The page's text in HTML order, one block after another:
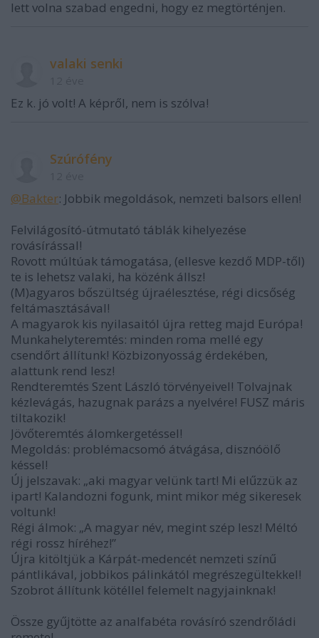
lett volna szabad engedni, hogy ez megtörténjen.
valaki senki
Ez k. jó volt! A képről, nem is szólva!
Szúrófény
@Bakter: Jobbik megoldások, nemzeti balsors ellen!
Felvilágosító-útmutató táblák kihelyezése
rovásírással!
Rovott múltúak támogatása, (ellesve kezdő MDP-től)
te is lehetsz valaki, ha közénk állsz!
(M)agyaros bőszültség újraélesztése, régi dicsőség
feltámasztásával!
A magyarok kis nyilasaitól újra retteg majd Európa!
Munkahelyteremtés: minden roma mellé egy
csendőrt állítunk! Közbizonyosság érdekében,
alattunk rend lesz!
Rendteremtés Szent László törvényeivel! Tolvajnak
kézlevágás, hazugnak parázs a nyelvére! FUSZ máris
tiltakozik!
Jövőteremtés álomkergetéssel!
Megoldás: problémacsomó átvágása, disznóölő
késsel!
Új jelszavak: „aki magyar velünk tart! Mi elűzzük az
ipart! Kalandozni fogunk, mint mikor még sikeresek
voltunk!
Régi álmok: „A magyar név, megint szép lesz! Méltó
régi rossz híréhez!”
Újra kitöltjük a Kárpát-medencét nemzeti színű
pántlikával, jobbikos pálinkától megrészegültekkel!
Szobrot állítunk kötéllel felemelt nagyjainknak!
Össze gyűjtötte az analfabéta rovásíró szendrőládi